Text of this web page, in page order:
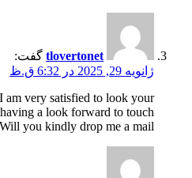
tlovertonet گفت:
ژانویه 29, 2025 در 6:32 ق.ظ
am very satisfied to look your
a look forward to touch
you kindly drop me a mail?